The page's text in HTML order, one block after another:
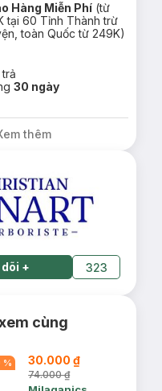
Hàng Miễn Phí (từ
tại 60 Tỉnh Thành trừ
toàn Quốc từ 249K)
30 ngày
thêm
+ 323
cùng
% 30.000 ₫
74.000 ₫